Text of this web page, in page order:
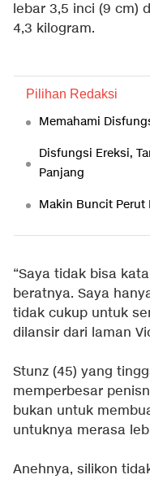
lebar 3,5 inci (9 cm)
4,3 kilogram.
Pilihan Redaksi
Memahami
Disfungsi Ereksi,
Panjang
Makin Buncit Perut
“Saya tidak bisa
beratnya. Saya
tidak cukup untuk
dilansir dari laman
Stunz (45) yang
memperbesar
bukan untuk
untuknya merasa
Anehnya, silikon